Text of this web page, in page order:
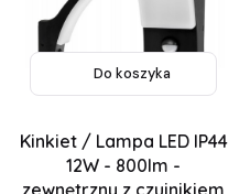
Do koszyka
Kinkiet / Lampa LED IP44
12W - 800lm -
zewnętrzny z czujnikiem